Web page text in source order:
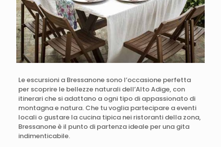
Le escursioni a Bressanone sono l’occasione perfetta
per scoprire le bellezze naturali dell’Alto Adige, con
itinerari che si adattano a ogni tipo di appassionato di
montagna e natura. Che tu voglia partecipare a eventi
locali o gustare la cucina tipica nei ristoranti della zona,
Bressanone è il punto di partenza ideale per una gita
indimenticabile.